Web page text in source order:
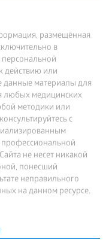
размещённая
в
персональной
действию или
данные материалы для
любых медицинских
методики или
с
не несет никакой
понесший
неправильного
на данном ресурсе.